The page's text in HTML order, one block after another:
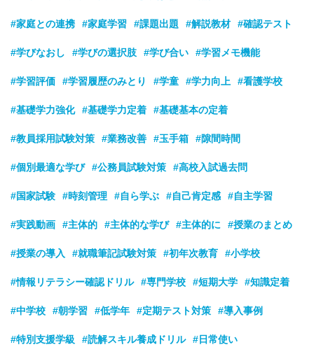
#家庭との連携 #家庭学習 #課題出題 #解説教材 #確認テスト
#学びなおし #学びの選択肢 #学び合い #学習メモ機能
#学習評価 #学習履歴のみとり #学童 #学力向上 #看護学校
#基礎学力強化 #基礎学力定着 #基礎基本の定着
#教員採用試験対策 #業務改善 #玉手箱 #隙間時間
#個別最適な学び #公務員試験対策 #高校入試過去問
#国家試験 #時刻管理 #自ら学ぶ #自己肯定感 #自主学習
#実践動画 #主体的 #主体的な学び #主体的に #授業のまとめ
#授業の導入 #就職筆記試験対策 #初年次教育 #小学校
#情報リテラシー確認ドリル #専門学校 #短期大学 #知識定着
#中学校 #朝学習 #低学年 #定期テスト対策 #導入事例
#特別支援学級 #読解スキル養成ドリル #日常使い